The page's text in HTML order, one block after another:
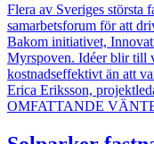
Flera av Sveriges största
samarbetsforum för att
Bakom initiativet,
Myrspoven. Idéer blir till
kostnadseffektivt än att
Erica Eriksson,
OMFATTANDE